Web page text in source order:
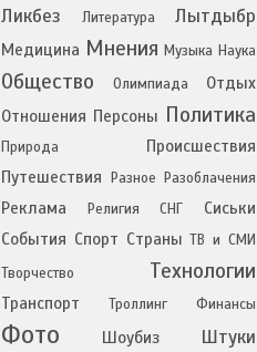
Ликбез
Литература Лытдыбр
Медицина Мнения Музыка Наука
Общество Олимпиада
Отдых
Отношения Персоны Политика
Природа
Происшествия
Путешествия
Разное Разоблачения
Реклама Религия СНГ
Сиськи
События Спорт Страны ТВ и СМИ
Творчество
Технологии
Транспорт Троллинг Финансы
Фото Шоубиз Штуки